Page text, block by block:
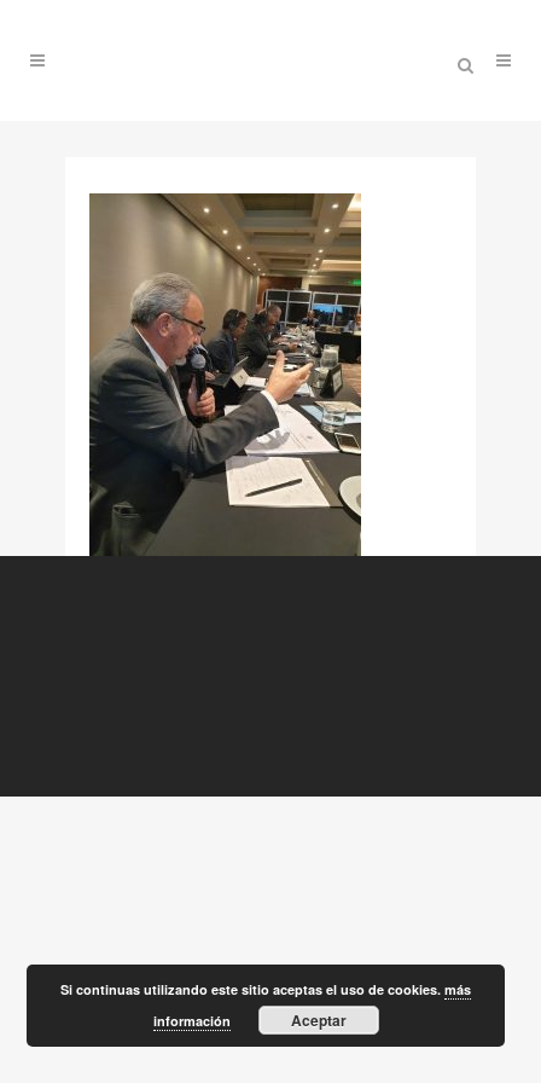
Si continuas utilizando este sitio aceptas el uso de cookies.más
información
Aceptar